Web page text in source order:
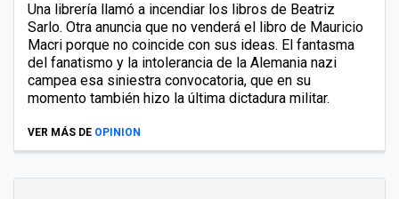
Una librería llamó a incendiar los libros de Beatriz
Sarlo. Otra anuncia que no venderá el libro de Mauricio
Macri porque no coincide con sus ideas. El fantasma
del fanatismo y la intolerancia de la Alemania nazi
campea esa siniestra convocatoria, que en su
momento también hizo la última dictadura militar.
VER MÁS DE OPINION